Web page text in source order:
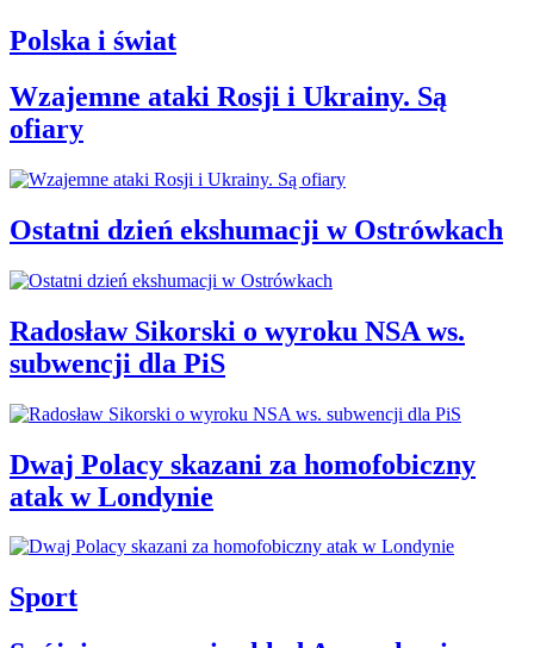
Polska i świat
Wzajemne ataki Rosji i Ukrainy. Są
ofiary
Ostatni dzień ekshumacji w Ostrówkach
Radosław Sikorski o wyroku NSA ws.
subwencji dla PiS
Dwaj Polacy skazani za homofobiczny
atak w Londynie
Sport